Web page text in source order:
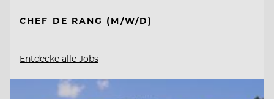
CHEF DE RANG (M/W/D)
Entdecke alle Jobs